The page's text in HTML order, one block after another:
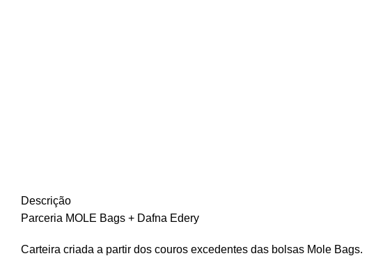
Descrição
Parceria MOLE Bags + Dafna Edery
Carteira criada a partir dos couros excedentes das bolsas Mole Bags.